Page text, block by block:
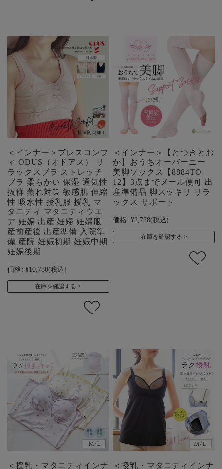
＜インナー＞ブレスコンフ
ィ ODUS（オドアス） リ
ラックスブラ ストレッチ
ブラ 柔らかい 保湿 通気性
抜群 蒸れ対策 敏感肌 伸縮
性 吸水性 授乳服 授乳 マ
タニティ マタニティウエ
ア 妊娠 出産 妊婦 妊婦服
産前産後 出産準備 入院準
備 産院 妊娠初期 妊娠中期
妊娠後期
価格: ¥10,780(税込)
在庫を確認する
＜インナー＞【とつきとお
か】おうちオーバーニー
美脚ソックス【8884TO-
12】3点までメール便可 出
産準備品 脚スッキリ リラ
ックス サポート
価格: ¥2,728(税込)
在庫を確認する
＜授乳・マタニティインナ ＜授乳・マタニティインナ